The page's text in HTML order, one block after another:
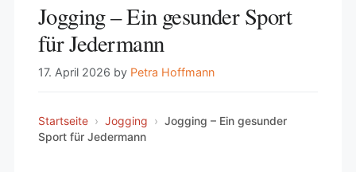
Jogging – Ein gesunder Sport
für Jedermann
17. April 2026 by Petra Hoffmann
Startseite › Jogging › Jogging – Ein gesunder
Sport für Jedermann